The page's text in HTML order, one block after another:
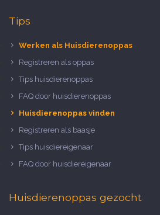
Tips
Werken als Huisdierenoppas
Registreren als oppas
Tips huisdierenoppas
FAQ door huisdierenoppas
Huisdierenoppas vinden
Registreren als baasje
Tips huisdiereigenaar
FAQ door huisdiereigenaar
Huisdierenoppas gezocht